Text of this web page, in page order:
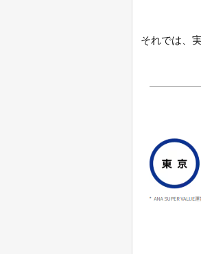
それでは、